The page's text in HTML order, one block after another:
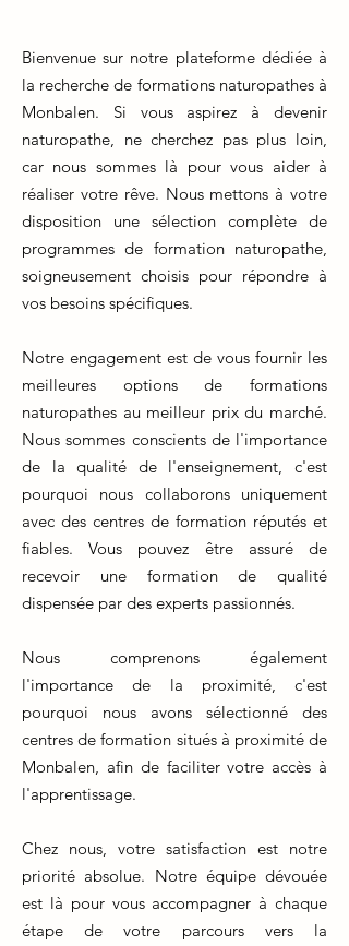
Bienvenue sur notre plateforme dédiée à
la recherche de formations naturopathes à
Monbalen. Si vous aspirez à devenir
naturopathe, ne cherchez pas plus loin,
car nous sommes là pour vous aider à
réaliser votre rêve. Nous mettons à votre
disposition une sélection complète de
programmes de formation naturopathe,
soigneusement choisis pour répondre à
vos besoins spécifiques.
Notre engagement est de vous fournir les
meilleures options de formations
naturopathes au meilleur prix du marché.
Nous sommes conscients de l'importance
de la qualité de l'enseignement, c'est
pourquoi nous collaborons uniquement
avec des centres de formation réputés et
fiables. Vous pouvez être assuré de
recevoir une formation de qualité
dispensée par des experts passionnés.
Nous comprenons également
l'importance de la proximité, c'est
pourquoi nous avons sélectionné des
centres de formation situés à proximité de
Monbalen, afin de faciliter votre accès à
l'apprentissage.
Chez nous, votre satisfaction est notre
priorité absolue. Notre équipe dévouée
est là pour vous accompagner à chaque
étape de votre parcours vers la